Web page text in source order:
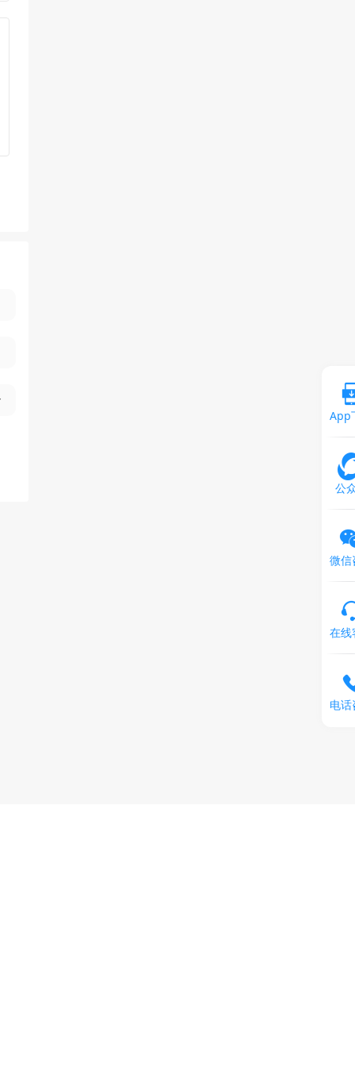
App
公
微信
在线
电话